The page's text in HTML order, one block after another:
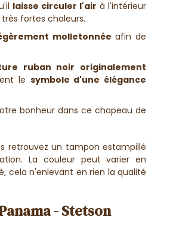
laisse circuler l'air à l'intérieur
fortes chaleurs.
molletonnée afin de
ruban noir originalement
le symbole d'une élégance
bonheur dans ce chapeau de
retrouvez un tampon estampillé
La couleur peut varier en
cela n'enlevant en rien la qualité
- Stetson